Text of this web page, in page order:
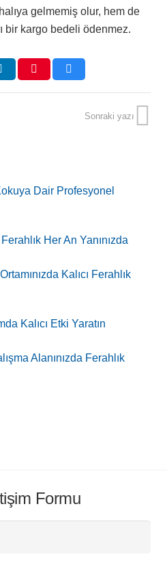
gelmemiş olur, hem de
bir kargo bedeli ödenmez.
Sonraki yazı
Dair Profesyonel
Her An Yanınızda
Kalıcı Ferahlık
Kalıcı Etki Yaratın
Alanınızda Ferahlık
Formu